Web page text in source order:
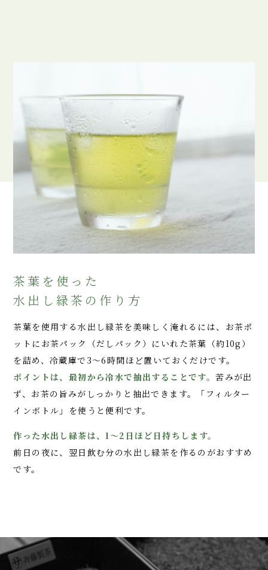
茶葉を使った
水出し緑茶の作り方
茶葉を使用する水出し緑茶を美味しく淹れるには、お茶ポ
ットにお茶パック（だしパック）にいれた茶葉（約10g）
を詰め、冷蔵庫で3～6時間ほど置いておくだけです。
ポイントは、最初から冷水で抽出することです。苦みが出
ず、お茶の旨みがしっかりと抽出できます。「フィルター
インボトル」を使うと便利です。
作った水出し緑茶は、1～2日ほど日持ちします。
前日の夜に、翌日飲む分の水出し緑茶を作るのがおすすめ
です。